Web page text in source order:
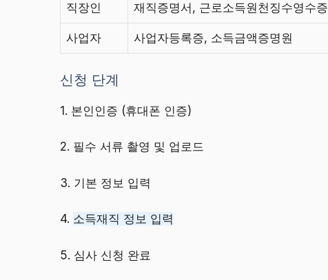
직장인 재직증명서, 근로소득원천징수영수증
사업자 사업자등록증, 소득금액증명원
신청 단계
1. 본인인증 (휴대폰 인증)
2. 필수 서류 촬영 및 업로드
3. 기본 정보 입력
4. 소득재직 정보 입력
5. 심사 신청 완료